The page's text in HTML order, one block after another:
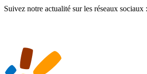
Suivez notre actualité sur les réseaux sociaux :